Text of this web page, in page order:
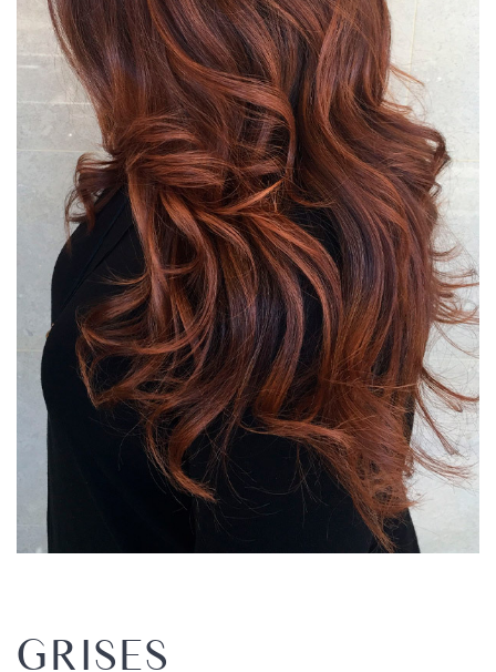
GRISES